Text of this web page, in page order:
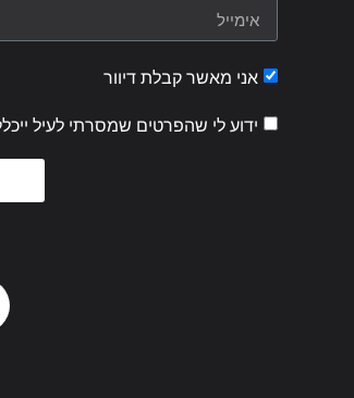
אני מאשר קבלת דיוור
ידוע לי שהפרטים שמסרתי לעיל